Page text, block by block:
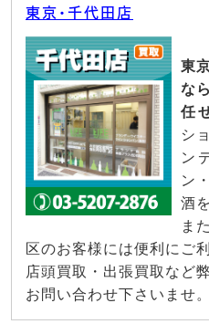
東京・千代田店
東
な
任
シ
ン
ン
酒
ま
区のお客様には便利にご
店頭買取・出張買取など
お問い合わせ下さいませ。